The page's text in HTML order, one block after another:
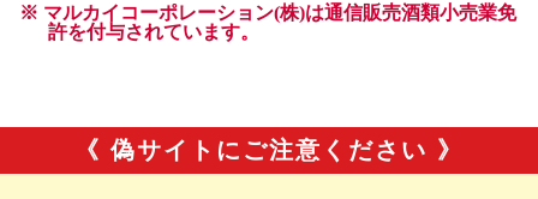
《 偽サイトにご注意ください 》